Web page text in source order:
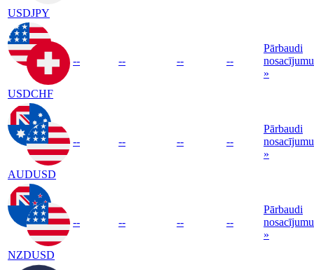
USDJPY
USDCHF
-- -- -- --
Pārbaudi
»
AUDUSD
-- -- -- --
Pārbaudi
»
NZDUSD
-- -- -- --
Pārbaudi
»